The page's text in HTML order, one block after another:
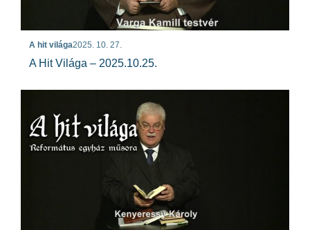
A hit világa2025. 10. 27.
A Hit Világa – 2025.10.25.